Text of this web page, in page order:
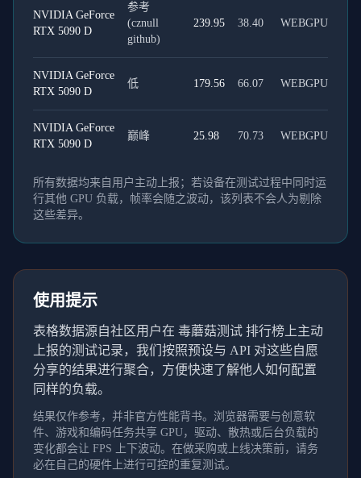
NVIDIA GeForce
RTX 5090 D
参考
(cznull
github)
239.95 38.40 WEBGPU
NVIDIA GeForce
RTX 5090 D
低 179.56 66.07 WEBGPU
NVIDIA GeForce
RTX 5090 D
巅峰 25.98 70.73 WEBGPU
所有数据均来自用户主动上报；若设备在测试过程中同时运
行其他 GPU 负载，帧率会随之波动，该列表不会人为剔除
这些差异。
使用提示
表格数据源自社区用户在 毒蘑菇测试 排行榜上主动
上报的测试记录，我们按照预设与 API 对这些自愿
分享的结果进行聚合，方便快速了解他人如何配置
同样的负载。
结果仅作参考，并非官方性能背书。浏览器需要与创意软
件、游戏和编码任务共享 GPU，驱动、散热或后台负载的
变化都会让 FPS 上下波动。在做采购或上线决策前，请务
必在自己的硬件上进行可控的重复测试。